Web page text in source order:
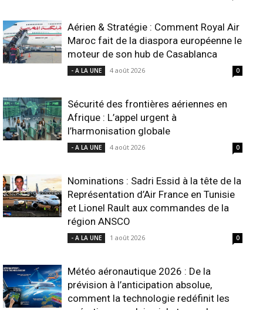
Aérien & Stratégie : Comment Royal Air
Maroc fait de la diaspora européenne le
moteur de son hub de Casablanca
- A LA UNE 4 août 2026 0
Sécurité des frontières aériennes en
Afrique : L’appel urgent à
l’harmonisation globale
- A LA UNE 4 août 2026 0
Nominations : Sadri Essid à la tête de la
Représentation d’Air France en Tunisie
et Lionel Rault aux commandes de la
région ANSCO
- A LA UNE 1 août 2026 0
Météo aéronautique 2026 : De la
prévision à l’anticipation absolue,
comment la technologie redéfinit les